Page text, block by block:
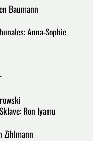
Baumann
Anna-Sophie
Ron Iyamu
Zihlmann